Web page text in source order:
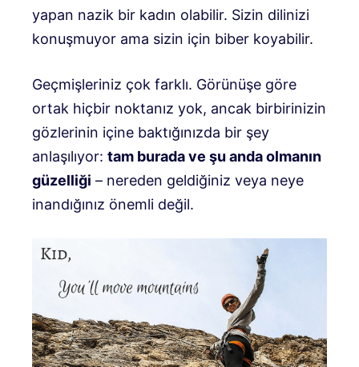
yapan nazik bir kadın olabilir. Sizin dilinizi
konuşmuyor ama sizin için biber koyabilir.
Geçmişleriniz çok farklı. Görünüşe göre
ortak hiçbir noktanız yok, ancak birbirinizin
gözlerinin içine baktığınızda bir şey
anlaşılıyor: tam burada ve şu anda olmanın
güzelliği – nereden geldiğiniz veya neye
inandığınız önemli değil.